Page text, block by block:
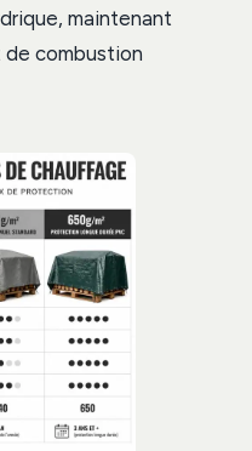
maintenant
de combustion